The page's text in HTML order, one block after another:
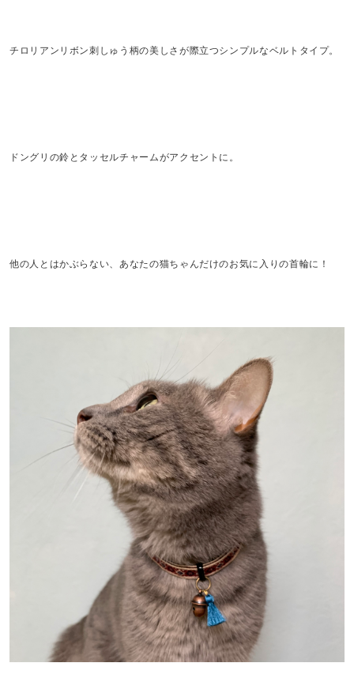
チロリアンリボン刺しゅう柄の美しさが際立つシンプルなベルトタイプ。
ドングリの鈴とタッセルチャームがアクセントに。
他の人とはかぶらない、あなたの猫ちゃんだけのお気に入りの首輪に！